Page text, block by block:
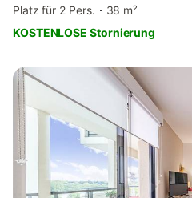
Platz für 2 Pers.
38 m²
KOSTENLOSE Stornierung